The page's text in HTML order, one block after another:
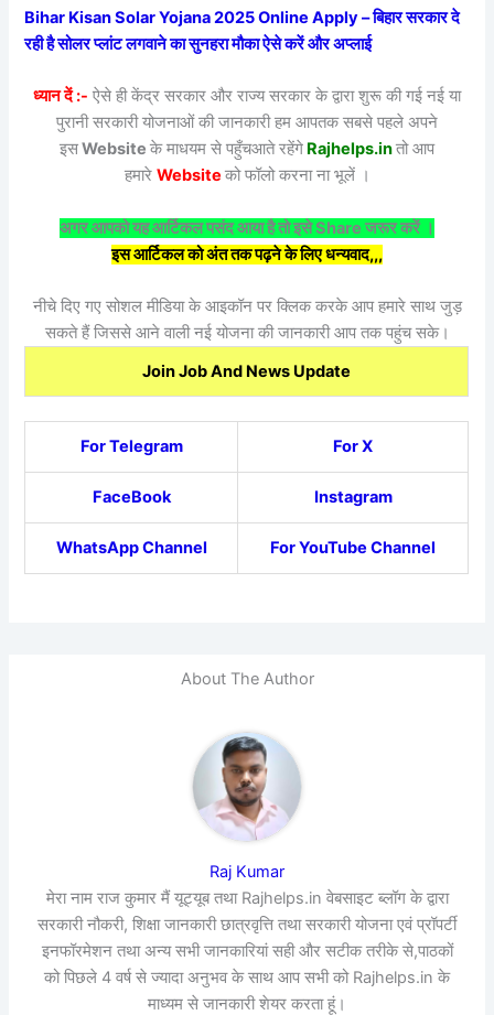
Bihar Kisan Solar Yojana 2025 Online Apply – बिहार सरकार दे
रही है सोलर प्लांट लगवाने का सुनहरा मौका ऐसे करें और अप्लाई
ध्यान दें :- ऐसे ही केंद्र सरकार और राज्य सरकार के द्वारा शुरू की गई नई या
पुरानी सरकारी योजनाओं की जानकारी हम आपतक सबसे पहले अपने
इसWebsite के माधयम से पहुँचआते रहेंगे Rajhelps.inतो आप
हमारे Website को फॉलो करना ना भूलें ।
अगर आपको यह आर्टिकल पसंद आया है तो इसे Share जरूर करें ।
इस आर्टिकल को अंत तक पढ़ने के लिए धन्यवाद,,,
नीचे दिए गए सोशल मीडिया के आइकॉन पर क्लिक करके आप हमारे साथ जुड़
सकते हैं जिससे आने वाली नई योजना की जानकारी आप तक पहुंच सके।
Join Job And News Update
For Telegram For X
FaceBook Instagram
WhatsApp Channel For YouTube Channel
About The Author
Raj Kumar
मेरा नाम राज कुमार मैं यूट्यूब तथा Rajhelps.in वेबसाइट ब्लॉग के द्वारा
सरकारी नौकरी, शिक्षा जानकारी छात्रवृत्ति तथा सरकारी योजना एवं प्रॉपर्टी
इनफॉरमेशन तथा अन्य सभी जानकारियां सही और सटीक तरीके से,पाठकों
को पिछले 4 वर्ष से ज्यादा अनुभव के साथ आप सभी को Rajhelps.in के
माध्यम से जानकारी शेयर करता हूं।